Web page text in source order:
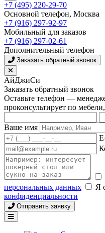
+7 (495) 220-29-70
Основной телефон, Москва
+7 (916) 297-92-97
Мобильный для заказов
+7 (916) 297-02-61
Дополнительный телефон
Заказать обратный звонок
АйДжиСи
Заказать обратный звонок
Оставьте телефон —
проконсультирует по
Ваше имя
персональных данных
Я
конфиденциальности
Отправить заявку